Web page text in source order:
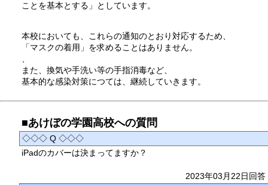
ことを基本とする」としています。
本校においても、これらの通知のとおり対応するため、
「マスクの着用」を求めることはありません。
また、換気や手洗い等の手指消毒など、
基本的な感染対策につては、継続していきます。
■あけぼの学園高校への質問
◇◇◇ Q ◇◇◇
iPadのカバーは決まってますか？
2023年03月22日回答